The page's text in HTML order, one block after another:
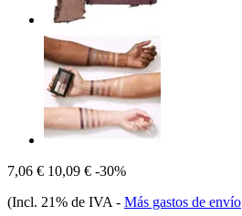
7,06 € 10,09 € -30%
(Incl. 21% de IVA - Más gastos de envío